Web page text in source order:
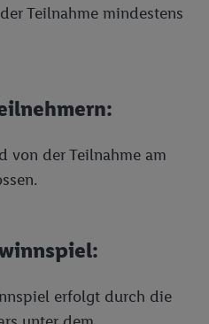
Teilnahme mindestens
von der Teilnahme am
erfolgt durch die